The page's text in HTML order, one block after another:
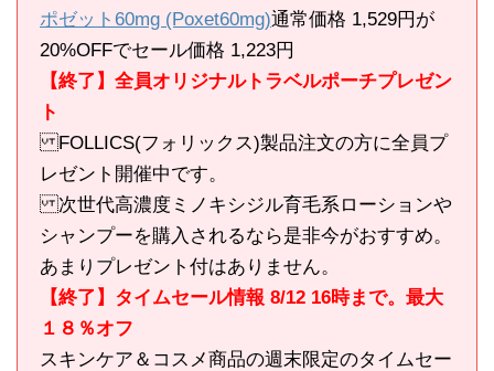
ポゼット60mg (Poxet60mg)通常価格 1,529円が
20%OFFでセール価格 1,223円
【終了】全員オリジナルトラベルポーチプレゼン
ト
FOLLICS(フォリックス)製品注文の方に全員プ
レゼント開催中です。
次世代高濃度ミノキシジル育毛系ローションや
シャンプーを購入されるなら是非今がおすすめ。
あまりプレゼント付はありません。
【終了】タイムセール情報 8/12 16時まで。最大
１８％オフ
スキンケア＆コスメ商品の週末限定のタイムセー